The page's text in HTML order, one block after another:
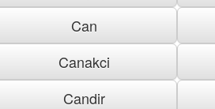
Can
Canakci
Candir